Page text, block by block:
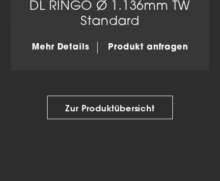
DL RINGO Ø 1.136mm TW
Standard
Mehr Details Produkt anfragen
Zur Produktübersicht